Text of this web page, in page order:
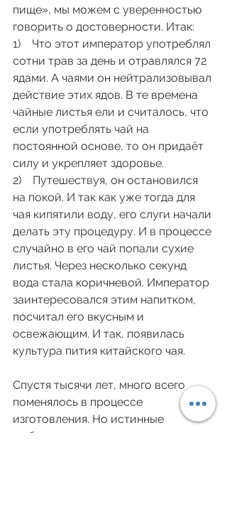
пище», мы можем с уверенностью
говорить о достоверности. Итак:
1)    Что этот император употреблял
сотни трав за день и отравлялся 72
ядами. А чаями он нейтрализовывал
действие этих ядов. В те времена
чайные листья ели и считалось, что
если употреблять чай на
постоянной основе, то он придаёт
силу и укрепляет здоровье.
2)    Путешествуя, он остановился
на покой. И так как уже тогда для
чая кипятили воду, его слуги начали
делать эту процедуру. И в процессе
случайно в его чай попали сухие
листья. Через несколько секунд
вода стала коричневой. Император
заинтересовался этим напитком,
посчитал его вкусным и
освежающим. И так, появилась
культура пития китайского чая.
Спустя тысячи лет, много всего
поменялось в процессе
изготовления. Но истинные
любители делают его так же, как и